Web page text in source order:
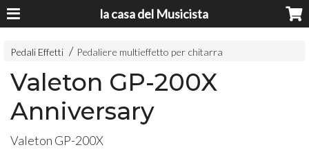
la casa del Musicista
Pedali Effetti Pedaliere multieffetto per chitarra
Valeton GP-200X
Anniversary
Valeton GP-200X